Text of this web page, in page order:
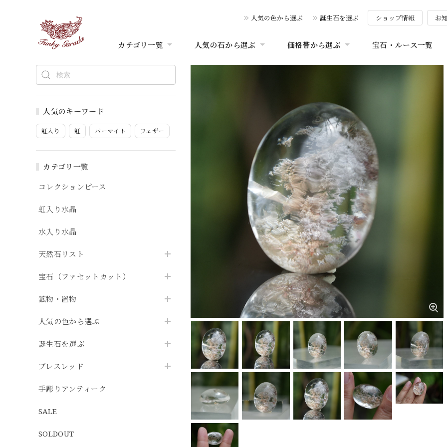
人気の色から選ぶ 誕生石を選ぶ ショップ情報 お
カテゴリ一覧 人気の石から選ぶ 価格帯から選ぶ 宝石・ルース一覧
人気のキーワード
虹入り 虹 パーマイト フェザー
カテゴリ一覧
コレクションピース
虹入り水晶
水入り水晶
天然石リスト
宝石（ファセットカット）
鉱物・置物
人気の色から選ぶ
誕生石を選ぶ
ブレスレッド
手彫りアンティーク
SALE
SOLDOUT